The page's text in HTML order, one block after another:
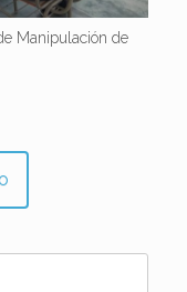
Manipulación de